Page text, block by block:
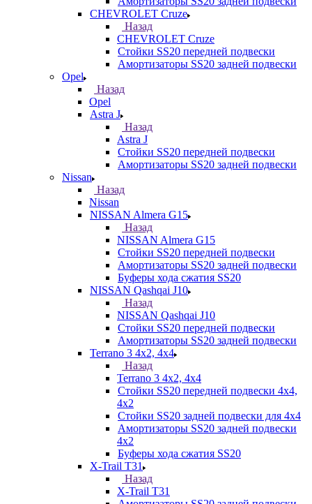
CHEVROLET Cruze
Назад
CHEVROLET Cruze
Стойки SS20 передней подвески
Амортизаторы SS20 задней подвески
Opel
Назад
Opel
Astra J
Назад
Astra J
Стойки SS20 передней подвески
Амортизаторы SS20 задней подвески
Nissan
Назад
Nissan
NISSAN Almera G15
Назад
NISSAN Almera G15
Стойки SS20 передней подвески
Амортизаторы SS20 задней подвески
Буферы хода сжатия SS20
NISSAN Qashqai J10
Назад
NISSAN Qashqai J10
Стойки SS20 передней подвески
Амортизаторы SS20 задней подвески
Terrano 3 4х2, 4х4
Назад
Terrano 3 4х2, 4х4
Стойки SS20 передней подвески 4х4,
4x2
Стойки SS20 задней подвески для 4х4
Амортизаторы SS20 задней подвески
4х2
Буферы хода сжатия SS20
X-Trail T31
Назад
X-Trail T31